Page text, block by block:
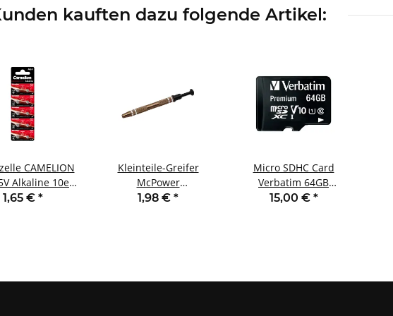
kauften dazu folgende Artikel:
CAMELION
Alkaline 10er-
Blister
1,65 € *
Kleinteile-Greifer
McPower
Miniaturwerkzeug mit 4
1,98 € *
Micro SDHC Card
Verbatim 64GB
Speicherkapazität inkl.
15,00 € *